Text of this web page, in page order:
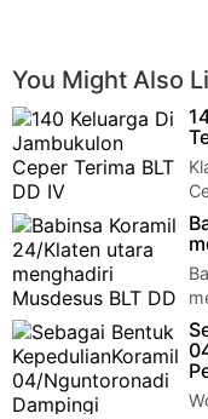
You Might Also
Jambukulon Ceper
Koramil 24/Klaten